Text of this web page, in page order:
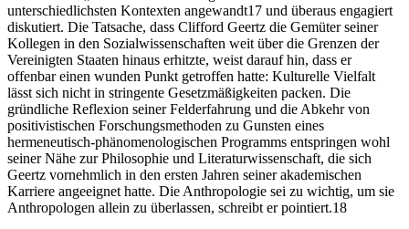
unterschiedlichsten Kontexten angewandt17 und überaus engagiert
diskutiert. Die Tatsache, dass Clifford Geertz die Gemüter seiner
Kollegen in den Sozialwissenschaften weit über die Grenzen der
Vereinigten Staaten hinaus erhitzte, weist darauf hin, dass er
offenbar einen wunden Punkt getroffen hatte: Kulturelle Vielfalt
lässt sich nicht in stringente Gesetzmäßigkeiten packen. Die
gründliche Reflexion seiner Felderfahrung und die Abkehr von
positivistischen Forschungsmethoden zu Gunsten eines
hermeneutisch-phänomenologischen Programms entspringen wohl
seiner Nähe zur Philosophie und Literaturwissenschaft, die sich
Geertz vornehmlich in den ersten Jahren seiner akademischen
Karriere angeeignet hatte. Die Anthropologie sei zu wichtig, um sie
Anthropologen allein zu überlassen, schreibt er pointiert.18